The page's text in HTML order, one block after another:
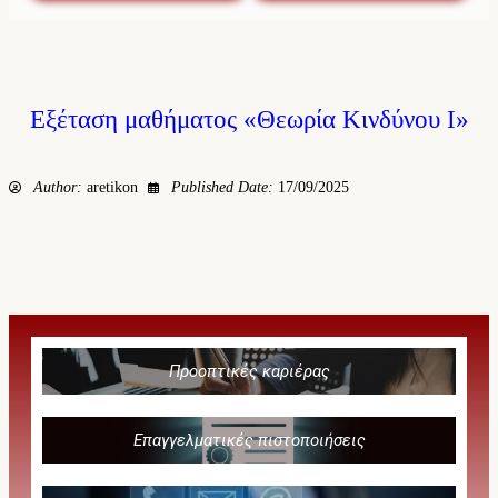
Εξέταση μαθήματος «Θεωρία Κινδύνου Ι»
Author: aretikon Published Date: 17/09/2025
Προοπτικές καριέρας
Επαγγελματικές πιστοποιήσεις